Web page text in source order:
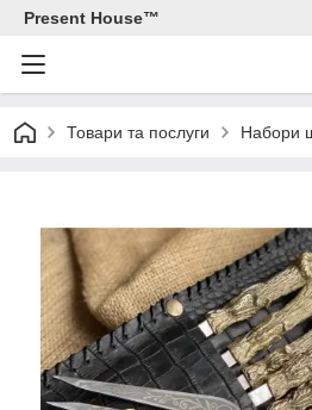
Present House™
Товари та послуги Набори